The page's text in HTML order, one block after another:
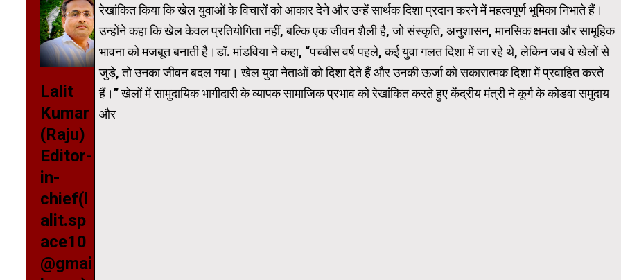
Lalit
Kumar
(Raju)
Editor-
in-
chief(l
alit.sp
ace10
@gmai
रेखांकित किया कि खेल युवाओं के विचारों को आकार देने और उन्हें सार्थक दिशा प्रदान करने में महत्वपूर्ण भूमिका निभाते हैं।
उन्होंने कहा कि खेल केवल प्रतियोगिता नहीं, बल्कि एक जीवन शैली है, जो संस्कृति, अनुशासन, मानसिक क्षमता और सामूहिक
भावना को मजबूत बनाती है।डॉ. मांडविया ने कहा, “पच्चीस वर्ष पहले, कई युवा गलत दिशा में जा रहे थे, लेकिन जब वे खेलों से
जुड़े, तो उनका जीवन बदल गया। खेल युवा नेताओं को दिशा देते हैं और उनकी ऊर्जा को सकारात्मक दिशा में प्रवाहित करते
हैं।” खेलों में सामुदायिक भागीदारी के व्यापक सामाजिक प्रभाव को रेखांकित करते हुए केंद्रीय मंत्री ने कूर्ग के कोडवा समुदाय
और